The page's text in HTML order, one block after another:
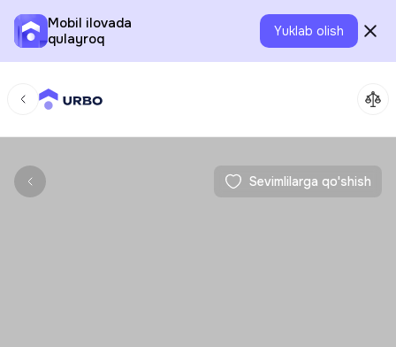
Mobil ilovada
qulayroq
Yuklab olish
Sevimlilarga qo'shish